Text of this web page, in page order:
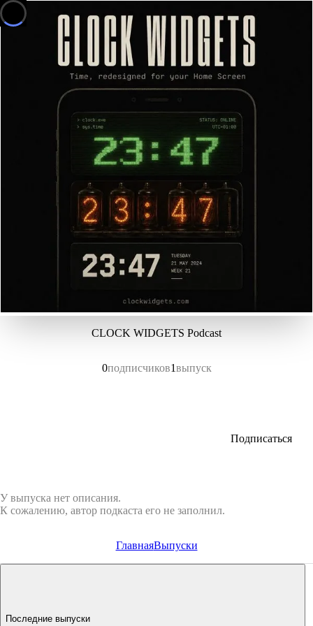
CLOCK WIDGETS Podcast
0подписчиков1выпуск
Подписаться
У выпуска нет описания.
К сожалению, автор подкаста его не заполнил.
ГлавнаяВыпуски
Последние выпуски